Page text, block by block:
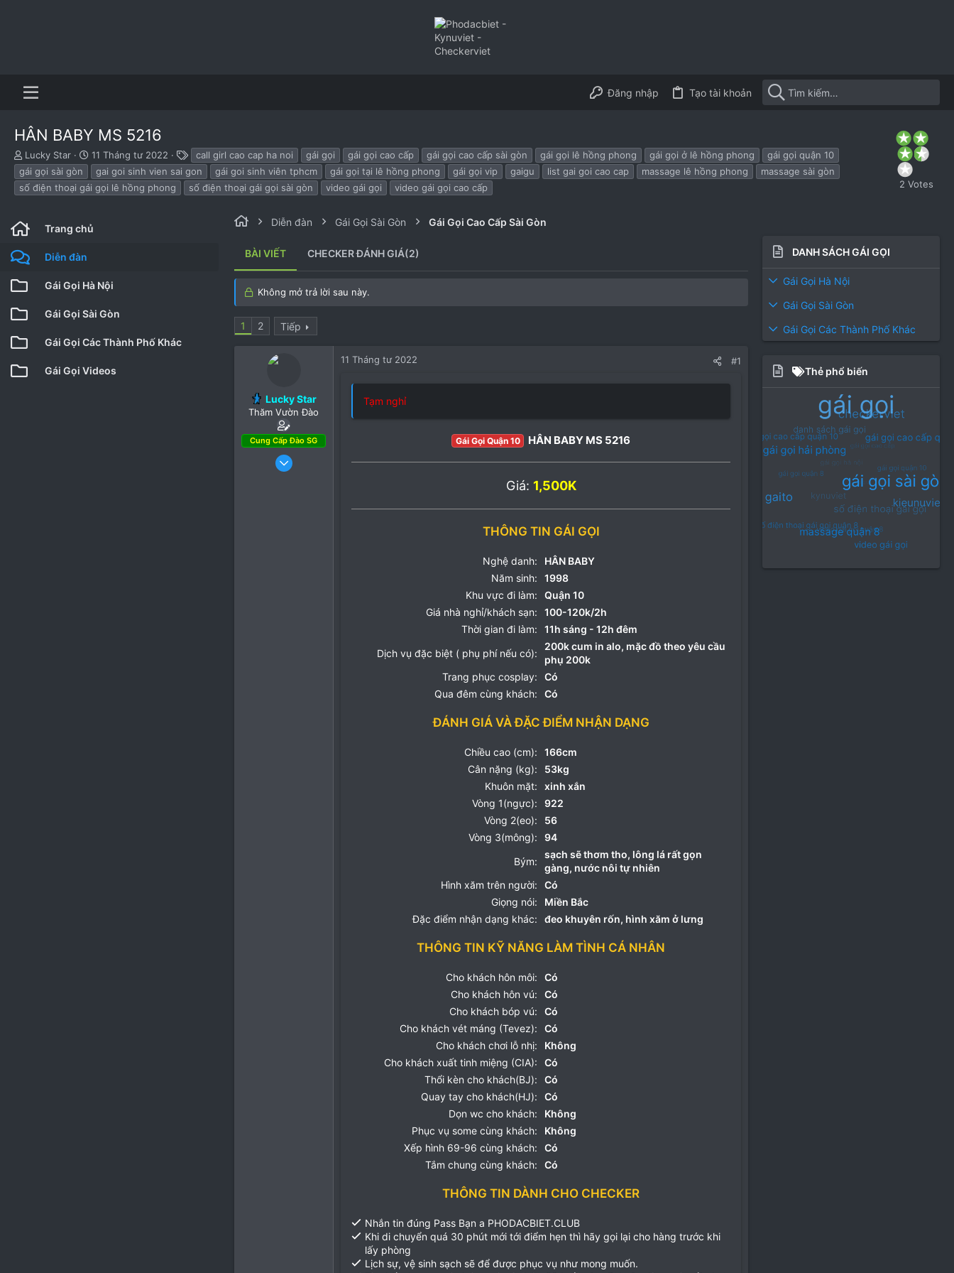
Đăng nhập Tạo tài khoản
HÂN BABY MS 5216
B
ắ
t
đ
Lucky Star
N
g
à
y
t
11 Tháng tư 2022
h
ẻ
call girl cao cap ha noi gái gọi gái gọi cao cấp gái gọi cao cấp sài gòn gái gọi lê hồng phong gái gọi ở lê hồng phong
gái gọi quận 10
gái gọi sài gòn
gai goi sinh vien sai gon gái goi sinh viên tphcm gái gọi tại lê hồng phong gái gọi vip gaigu list gai goi cao cap massage lê hồng phong
massage sài gòn
số điện thoại gái gọi lê hồng phong
số điện thoại gái gọi sài gòn video gái gọi video gái gọi cao cấp
3
.
5
t
2 Votes
Trang chủ
Diễn đàn
Gái Gọi Hà Nội
Gái Gọi Sài Gòn
Gái Gọi Các Thành Phố Khác
Gái Gọi Videos
Diễn đàn Gái Gọi Sài Gòn Gái Gọi Cao Cấp Sài Gòn
BÀI VIẾT CHECKER ĐÁNH GIÁ(2)
Không mở trả lời sau này.
1 2 Tiếp
Lucky Star
Thăm Vườn Đào
Cung Cấp Đào SG
11 Tháng tư 2022 #1
Tạm nghỉ
Gái Gọi Quận 10 HÂN BABY MS 5216
Giá: 1,500K
THÔNG TIN GÁI GỌI
Nghệ danh:
HÂN BABY
Năm sinh:
1998
Khu vực đi làm:
Quận 10
Giá nhà nghỉ/khách sạn:
100-120k/2h
Thời gian đi làm:
11h sáng - 12h đêm
Dịch vụ đặc biệt ( phụ phí nếu có):
200k cum in alo, mặc đồ theo yêu cầu
phụ 200k
Trang phục cosplay:
Có
Qua đêm cùng khách:
Có
ĐÁNH GIÁ VÀ ĐẶC ĐIỂM NHẬN DẠNG
Chiều cao (cm):
166cm
Cân nặng (kg):
53kg
Khuôn mặt:
xinh xắn
Vòng 1(ngực):
922
Vòng 2(eo):
56
Vòng 3(mông):
94
Bým:
sạch sẽ thơm tho, lông lá rất gọn
gàng, nước nôi tự nhiên
Hình xăm trên người:
Có
Giọng nói:
Miền Bắc
Đặc điểm nhận dạng khác:
đeo khuyên rốn, hình xăm ở lưng
THÔNG TIN KỸ NĂNG LÀM TÌNH CÁ NHÂN
Cho khách hôn môi:
Có
Cho khách hôn vú:
Có
Cho khách bóp vú:
Có
Cho khách vét máng (Tevez):
Có
Cho khách chơi lỗ nhị:
Không
Cho khách xuất tinh miệng (CIA):
Có
Thổi kèn cho khách(BJ):
Có
Quay tay cho khách(HJ):
Có
Dọn wc cho khách:
Không
Phục vụ some cùng khách:
Không
Xếp hình 69-96 cùng khách:
Có
Tắm chung cùng khách:
Có
THÔNG TIN DÀNH CHO CHECKER
Nhắn tin đúng Pass Bạn a PHODACBIET.CLUB
Khi di chuyển quá 30 phút mới tới điểm hẹn thì hãy gọi lại cho hàng trước khi
lấy phòng
Lịch sự, vệ sinh sạch sẽ để được phục vụ như mong muốn.
DANH SÁCH GÁI GỌI
Gái Gọi Hà Nội
Gái Gọi Sài Gòn
Gái Gọi Các Thành Phố Khác
Thẻ phổ biến